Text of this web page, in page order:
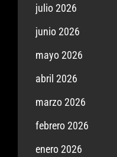
julio 2026
junio 2026
mayo 2026
abril 2026
marzo 2026
febrero 2026
enero 2026